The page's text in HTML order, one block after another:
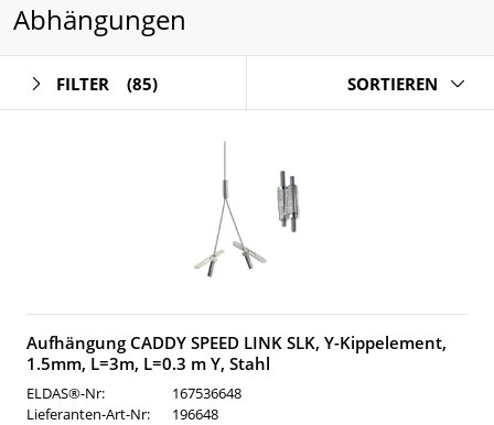
Abhängungen
FILTER (85) SORTIEREN
Aufhängung CADDY SPEED LINK SLK, Y-Kippelement,
1.5mm, L=3m, L=0.3 m Y, Stahl
ELDAS®-Nr:
167536648
Lieferanten-Art-Nr:
196648